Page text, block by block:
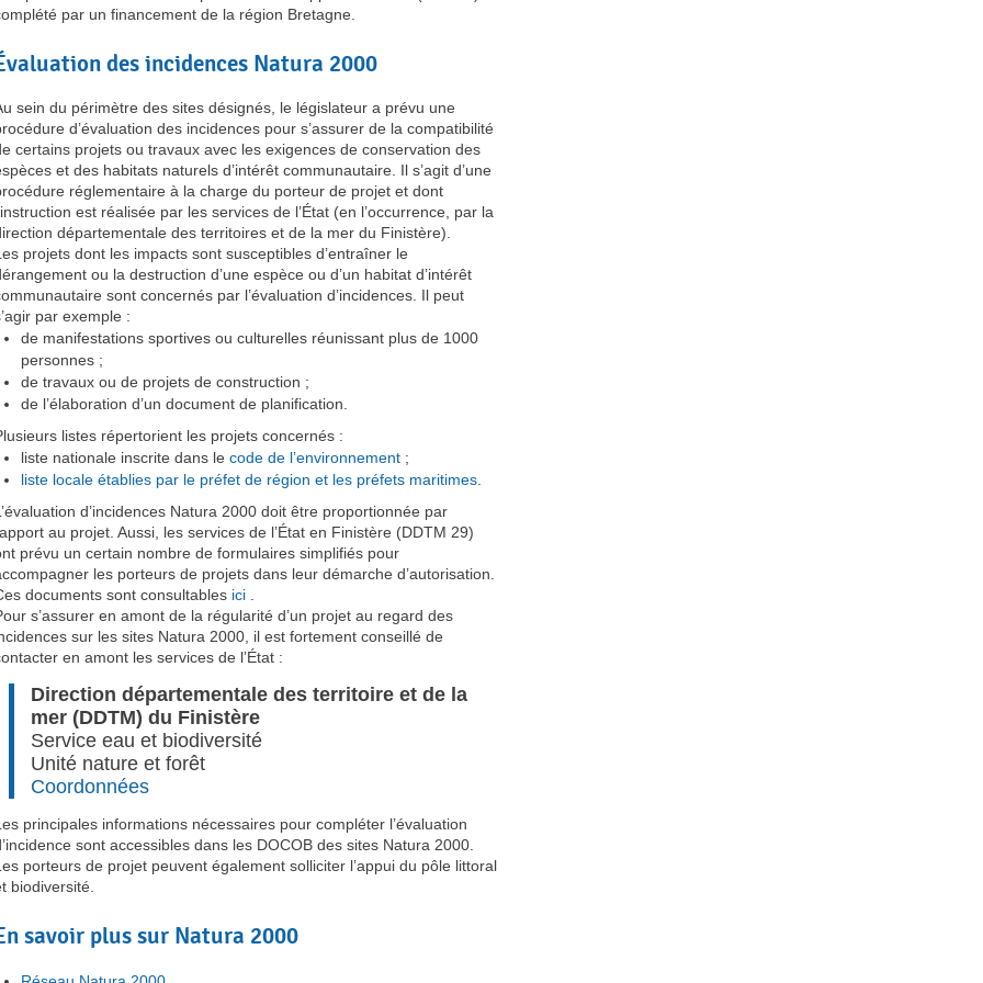
par un financement de la région Bretagne.
des incidences Natura 2000
sein du périmètre des sites désignés, le législateur a prévu une
d’évaluation des incidences pour s’assurer de la compatibilité
certains projets ou travaux avec les exigences de conservation des
et des habitats naturels d’intérêt communautaire. Il s’agit d’une
réglementaire à la charge du porteur de projet et dont
est réalisée par les services de l’État (en l’occurrence, par la
départementale des territoires et de la mer du Finistère).
projets dont les impacts sont susceptibles d’entraîner le
ou la destruction d’une espèce ou d’un habitat d’intérêt
sont concernés par l’évaluation d’incidences. Il peut
par exemple :
de manifestations sportives ou culturelles réunissant plus de 1000
personnes ;
de travaux ou de projets de construction ;
de l’élaboration d’un document de planification.
listes répertorient les projets concernés :
liste nationale inscrite dans le code de l’environnement ;
liste locale établies par le préfet de région et les préfets maritimes
d’incidences Natura 2000 doit être proportionnée par
au projet. Aussi, les services de l’État en Finistère (DDTM 29)
prévu un certain nombre de formulaires simplifiés pour
les porteurs de projets dans leur démarche d’autorisation.
documents sont consultables ici
s’assurer en amont de la régularité d’un projet au regard des
sur les sites Natura 2000, il est fortement conseillé de
en amont les services de l’État :
Direction départementale des territoire et de la
mer (DDTM) du Finistère
Service eau et biodiversité
Unité nature et forêt
Coordonnées
principales informations nécessaires pour compléter l’évaluation
sont accessibles dans les DOCOB des sites Natura 2000.
porteurs de projet peuvent également solliciter l’appui du pôle littoral
biodiversité.
savoir plus sur Natura 2000